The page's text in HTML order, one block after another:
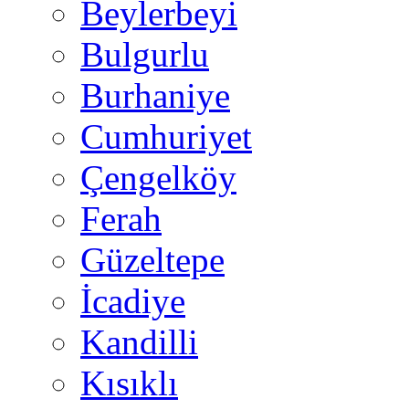
Beylerbeyi
Bulgurlu
Burhaniye
Cumhuriyet
Çengelköy
Ferah
Güzeltepe
İcadiye
Kandilli
Kısıklı